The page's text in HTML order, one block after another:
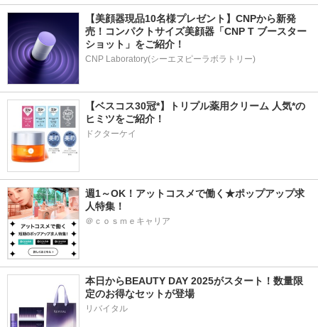
【美顔器現品10名様プレゼント】CNPから新発
売！コンパクトサイズ美顔器「CNP T ブースター
ショット」をご紹介！
CNP Laboratory(シーエヌピーラボラトリー)
【ベスコス30冠*】トリプル薬用クリーム 人気*の
ヒミツをご紹介！
ドクターケイ
週1～OK！アットコスメで働く★ポップアップ求
人特集！
＠ｃｏｓｍｅキャリア
本日からBEAUTY DAY 2025がスタート！数量限
定のお得なセットが登場
リバイタル